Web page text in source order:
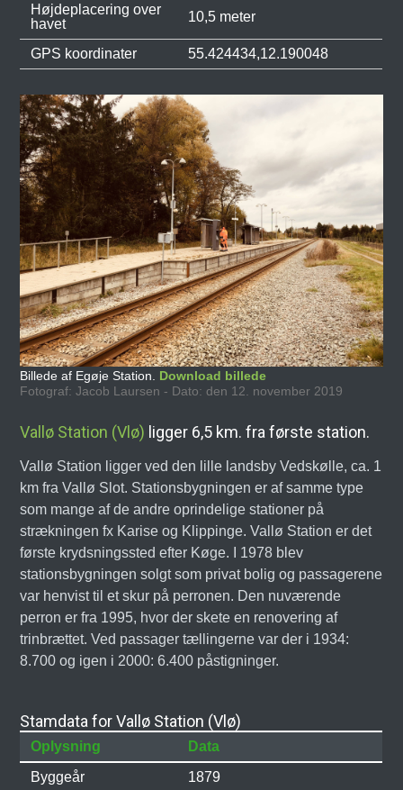
Højdeplacering over
havet
10,5 meter
GPS koordinater 55.424434,12.190048
Billede af Egøje Station. Download billede
Fotograf: Jacob Laursen - Dato: den 12. november 2019
Vallø Station (Vlø) ligger 6,5 km. fra første station.
Vallø Station ligger ved den lille landsby Vedskølle, ca. 1
km fra Vallø Slot. Stationsbygningen er af samme type
som mange af de andre oprindelige stationer på
strækningen fx Karise og Klippinge. Vallø Station er det
første krydsningssted efter Køge. I 1978 blev
stationsbygningen solgt som privat bolig og passagerene
var henvist til et skur på perronen. Den nuværende
perron er fra 1995, hvor der skete en renovering af
trinbrættet. Ved passager tællingerne var der i 1934:
8.700 og igen i 2000: 6.400 påstigninger.
Stamdata for Vallø Station (Vlø)
Oplysning
Data
Byggeår
1879